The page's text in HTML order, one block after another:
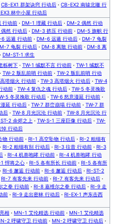
CB-EX1 群架诀窍 行动后 · CB-EX2 南辕北辙 行
林中小屋 行动后
行动前 · DM-1 埋藏 行动后 · DM-2 偶然 行动
然 行动后 · DM-3 挤压 行动前 · DM-5 旗帜 行
远遁 行动前 · DM-6 远遁 行动后 · DM-7 龟裂
7 龟裂 行动后 · DM-8 离散 行动前 · DM-8 离
· DM-ST-1 求生
栎树下 · TW-1 缄默不言 行动前 · TW-1 缄默不
· TW-2 叛乱前哨 行动前 · TW-2 叛乱前哨 行动
塔烟火 行动前 · TW-3 高塔烟火 行动后 · TW-4
动前 · TW-4 复仇之魂 行动后 · TW-5 冬灵挽歌
5 冬灵挽歌 行动后 · TW-6 怒意漫延 行动前 ·
延 行动后 · TW-7 群峦崩塌 行动前 · TW-7 群
后 · TW-8 月光沉沦 行动前 · TW-8 月光沉沦 行
2 余烬之上 · TW-S-1 三座巨像 行动后 · TW-
行动后
物 行动前 · RI-1 高空坠物 行动后 · RI-2 粗细有
· RI-2 粗细有别 行动后 · RI-3 往昔 行动前 · RI-3
· RI-4 机兽咆哮 行动前 · RI-4 机兽咆哮 行动
悍将之心 · RI-5 各有所长 行动前 · RI-5 各有所
· RI-6 邂逅 行动前 · RI-6 邂逅 行动后 · RI-ST-2
RI-7 有客先来 行动前 · RI-7 有客先来 行动后 ·
之拳 行动前 · RI-8 嘉维尔之拳 行动后 · RI-9 走
前 · RI-9 走出密林 行动后 · RI-EX-1 声东击西
相 · MN-1 艾伦精选 行动前 · MN-1 艾伦精选
2 呼啸守卫 行动前 · MN-2 呼啸守卫 行动后 ·